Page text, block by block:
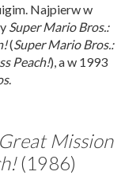
Najpierw w
Super Mario Bros.:
(Super Mario Bros.:
Peach!), a w 1993
.
Mission
(1986)